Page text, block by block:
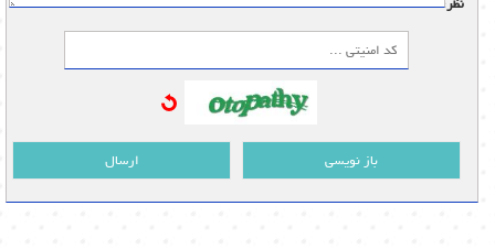
نظر:
ارسال باز نویسی